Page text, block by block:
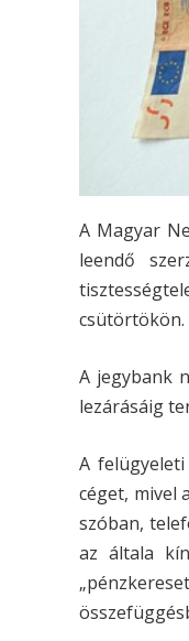
A Magyar
leendő
csütörtökön.
A jegybank
lezárásáig
A
céget, mivel
szóban,
az általa